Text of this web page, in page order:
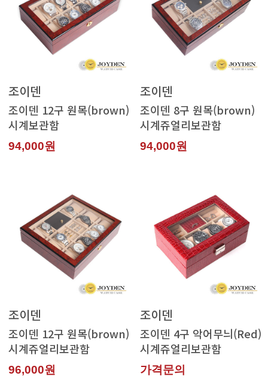
조이덴
시계보관함
94,000원
조이덴
시계쥬얼리보관함
94,000원
조이덴
시계쥬얼리보관함
96,000원
조이덴
시계쥬얼리보관함
가격문의